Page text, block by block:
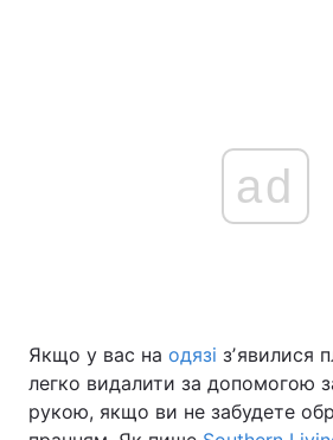
ad
Якщо у вас на одязі зʼявилися
легко видалити за допомогою
рукою, якщо ви не забудете